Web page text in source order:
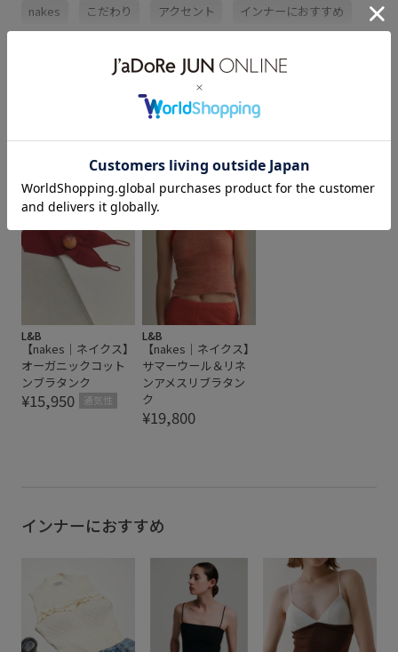
nakes こだわり アクセント インナーにおすすめ
コットン
スタイリング ストレッチ性
ニット ブラック ブラトップ ポリウレタン
光沢感 定番 洗濯OK
もっと見る
L&B
【nakes｜ネイクス】
オーガニックコット
ンブラタンク
¥15,950 通気性
L&B
【nakes｜ネイクス】
サマーウール＆リネ
ンアメスリブラタン
ク
¥19,800
インナーにおすすめ